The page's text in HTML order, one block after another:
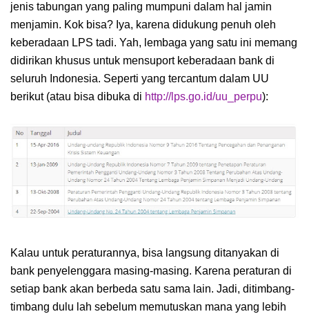
jenis tabungan yang paling mumpuni dalam hal jamin
menjamin. Kok bisa? Iya, karena didukung penuh oleh
keberadaan LPS tadi. Yah, lembaga yang satu ini memang
didirikan khusus untuk mensuport keberadaan bank di
seluruh Indonesia. Seperti yang tercantum dalam UU
berikut (atau bisa dibuka di http://lps.go.id/uu_perpu):
Kalau untuk peraturannya, bisa langsung ditanyakan di
bank penyelenggara masing-masing. Karena peraturan di
setiap bank akan berbeda satu sama lain. Jadi, ditimbang-
timbang dulu lah sebelum memutuskan mana yang lebih